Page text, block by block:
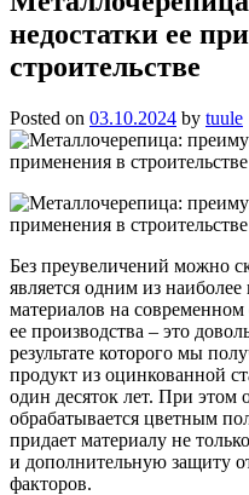
недостатки ее
строительстве
Posted on 03.10.2024 by tuule
Без преувеличений можно
является одним из
материалов на
ее производства – это
результате которого мы
продукт из оцинкованной
один десяток лет. При этом
обрабатывается цветным
придает материалу не
и дополнительную защиту
факторов.